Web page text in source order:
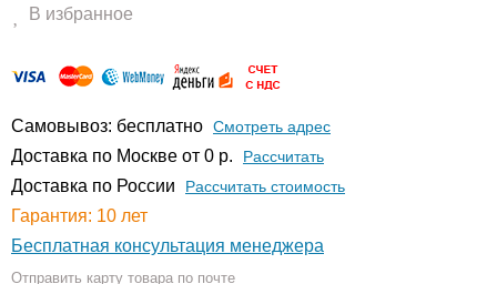
В избранное
Самовывоз: бесплатно Смотреть адрес
Доставка по Москве от 0 р. Расcчитать
Доставка по России Рассчитать стоимость
Гарантия: 10 лет
Бесплатная консультация менеджера
Отправить карту товара по почте